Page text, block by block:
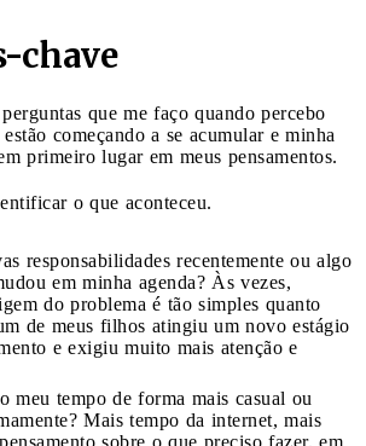
chave
que me faço quando percebo
começando a se acumular e minha
primeiro lugar em meus pensamentos.
o que aconteceu.
responsabilidades recentemente ou algo
em minha agenda? Às vezes,
do problema é tão simples quanto
de meus filhos atingiu um novo estágio
e exigiu muito mais atenção e
meu tempo de forma mais casual ou
Mais tempo da internet, mais
sobre o que preciso fazer, em